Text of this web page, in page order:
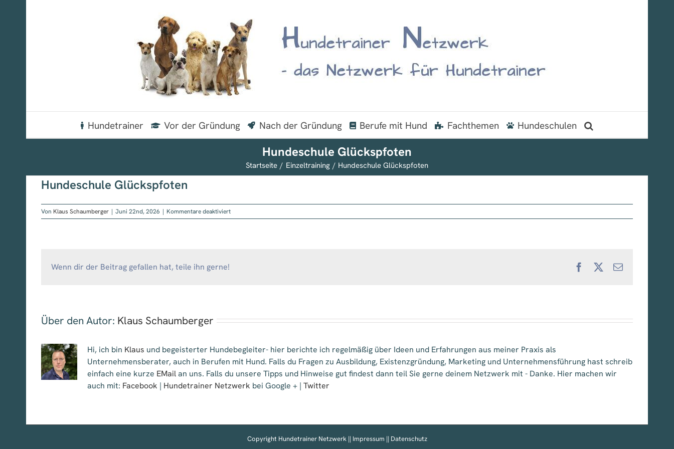
Hundetrainer Vor der Gründung Nach der Gründung Berufe mit Hund Fachthemen Hundeschulen
Hundeschule Glückspfoten
Startseite Einzeltraining Hundeschule Glückspfoten
Hundeschule Glückspfoten
Von Klaus Schaumberger | Juni 22nd, 2026 | Kommentare deaktiviertfür
Hundeschule
Wenn dir der Beitrag gefallen hat, teile ihn gerne! FacebookE-
Über den Autor: Klaus Schaumberger
Hi, ich bin Klaus und begeisterter Hundebegleiter- hier berichte ich regelmäßig über Ideen und Erfahrungen aus meiner Praxis als
Unternehmensberater, auch in Berufen mit Hund. Falls du Fragen zu Ausbildung, Existenzgründung, Marketing und Unternehmensführung hast schreib
einfach eine kurze EMailan uns. Falls du unsere Tipps und Hinweise gut findest dann teil Sie gerne deinem Netzwerk mit - Danke. Hier machen wir
auch mit: Facebook | Hundetrainer Netzwerk bei Google + | Twitter
Copyright Hundetrainer Netzwerk || Impressum || Datenschutz